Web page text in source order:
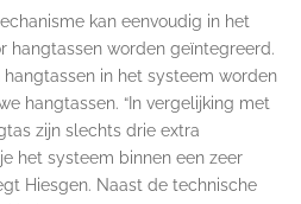
kan eenvoudig in het
hangtassen worden geïntegreerd.
in het systeem worden
hangtassen. “In vergelijking met
zijn slechts drie extra
het systeem binnen een zeer
Hiesgen. Naast de technische